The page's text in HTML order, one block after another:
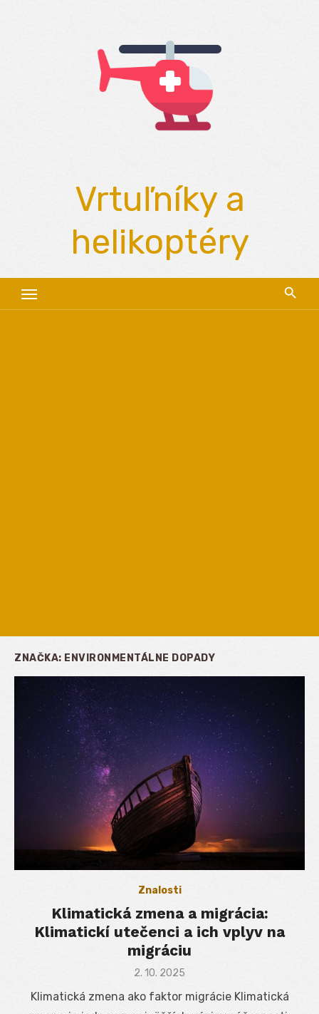
Vrtuľníky a
helikoptéry
ZNAČKA: ENVIRONMENTÁLNE DOPADY
Znalosti
Klimatická zmena a migrácia:
Klimatickí utečenci a ich vplyv na
migráciu
Posted
2. 10. 2025
Klimatická zmena ako faktor migrácie Klimatická